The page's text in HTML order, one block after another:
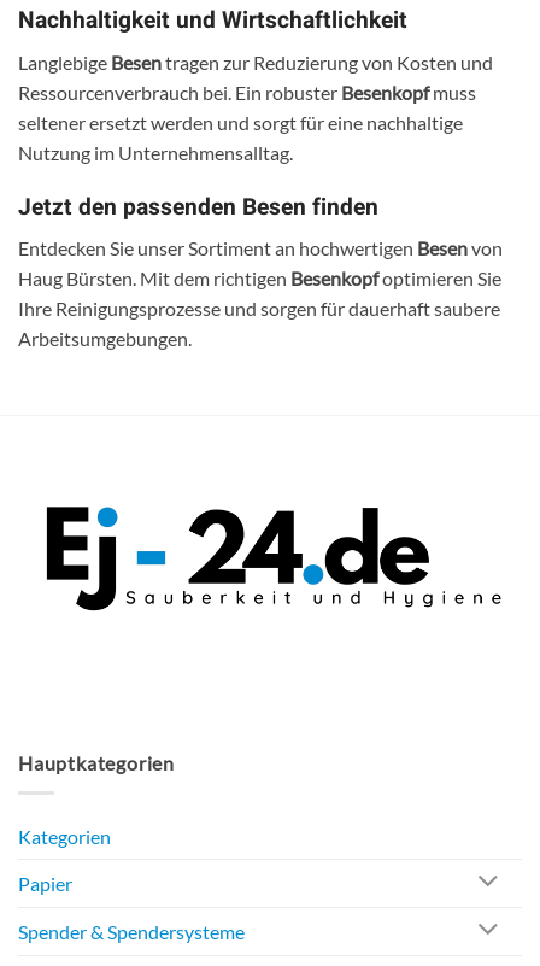
Nachhaltigkeit und Wirtschaftlichkeit
Langlebige Besentragen zur Reduzierung von Kosten und
Ressourcenverbrauch bei. Ein robuster Besenkopfmuss
seltener ersetzt werden und sorgt für eine nachhaltige
Nutzung im Unternehmensalltag.
Jetzt den passenden Besen finden
Entdecken Sie unser Sortiment an hochwertigen Besenvon
Haug Bürsten. Mit dem richtigen Besenkopfoptimieren Sie
Ihre Reinigungsprozesse und sorgen für dauerhaft saubere
Arbeitsumgebungen.
Hauptkategorien
Kategorien
Papier
Spender & Spendersysteme